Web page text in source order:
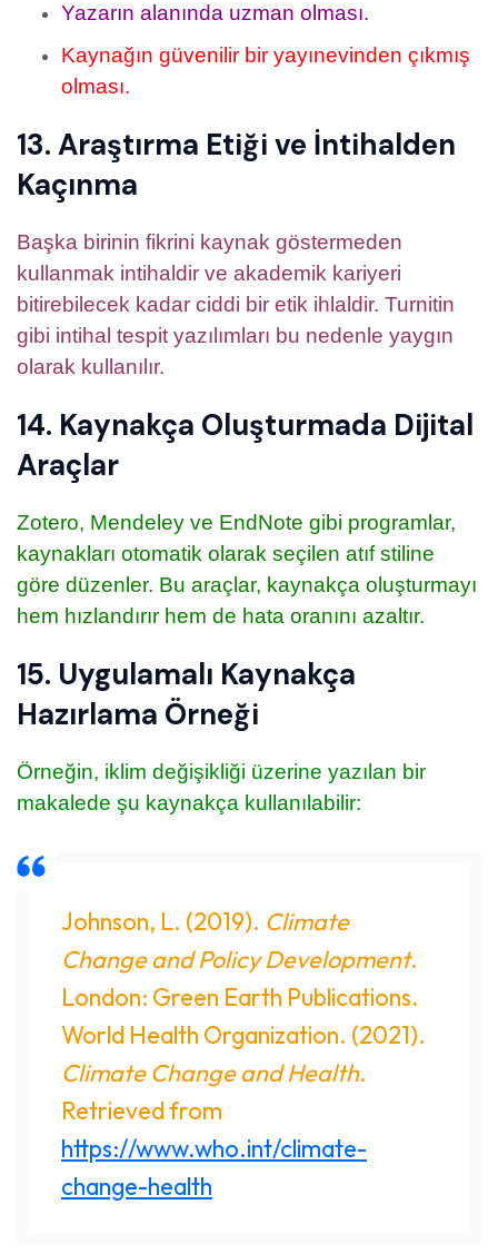
Yazarın alanında uzman olması.
Kaynağın güvenilir bir yayınevinden çıkmış
olması.
13. Araştırma Etiği ve İntihalden
Kaçınma
Başka birinin fikrini kaynak göstermeden
kullanmak intihaldir ve akademik kariyeri
bitirebilecek kadar ciddi bir etik ihlaldir. Turnitin
gibi intihal tespit yazılımları bu nedenle yaygın
olarak kullanılır.
14. Kaynakça Oluşturmada Dijital
Araçlar
Zotero, Mendeley ve EndNote gibi programlar,
kaynakları otomatik olarak seçilen atıf stiline
göre düzenler. Bu araçlar, kaynakça oluşturmayı
hem hızlandırır hem de hata oranını azaltır.
15. Uygulamalı Kaynakça
Hazırlama Örneği
Örneğin, iklim değişikliği üzerine yazılan bir
makalede şu kaynakça kullanılabilir:
Johnson, L. (2019). Climate
Change and Policy Development.
London: Green Earth Publications.
World Health Organization. (2021).
Climate Change and Health.
Retrieved from
https://www.who.int/climate-
change-health